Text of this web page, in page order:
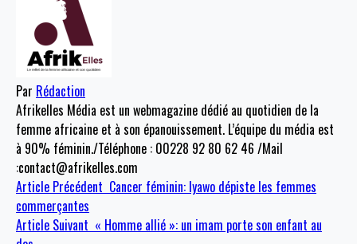
Par Rédaction
Afrikelles Média est un webmagazine dédié au quotidien de la
femme africaine et à son épanouissement. L’équipe du média est
à 90% féminin./Téléphone : 00228 92 80 62 46 /Mail
:contact@afrikelles.com
Article Précédent Cancer féminin: Iyawo dépiste les femmes
commerçantes
Article Suivant « Homme allié »: un imam porte son enfant au